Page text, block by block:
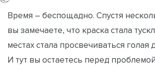
Время – беспощадно. Спустя
вы замечаете, что краска стала
местах стала просвечиваться голая
И тут вы остаетесь перед